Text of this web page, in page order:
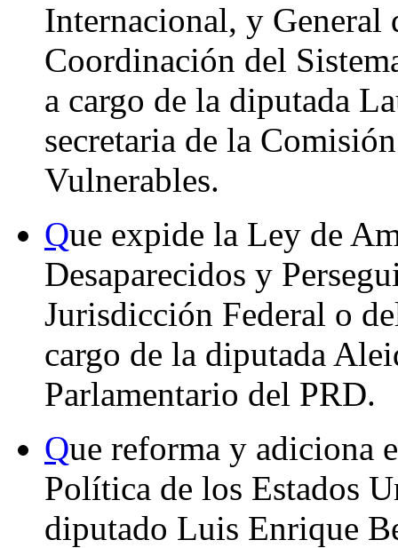
Internacional, y General
Coordinación del
a cargo de la diputada
secretaria de la
Vulnerables.
Que expide la Ley de
Desaparecidos y
Jurisdicción Federal o
cargo de la diputada
Parlamentario del PRD.
Que reforma y adiciona
Política de los Estados
diputado Luis Enrique